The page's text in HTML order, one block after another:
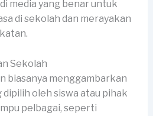
media yang benar untuk
di sekolah dan merayakan
Sekolah
biasanya menggambarkan
oleh siswa atau pihak
pelbagai, seperti